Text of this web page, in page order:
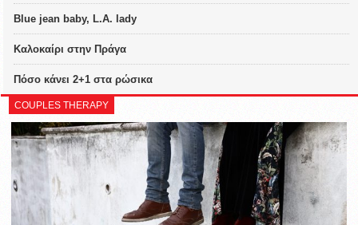
Blue jean baby, L.A. lady
Καλοκαίρι στην Πράγα
Πόσο κάνει 2+1 στα ρώσικα
COUPLES THERAPY